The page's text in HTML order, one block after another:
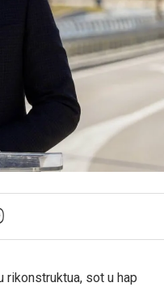
rikonstruktua, sot u hap